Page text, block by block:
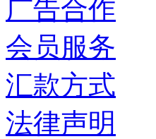
广告合作
会员服务
汇款方式
法律声明